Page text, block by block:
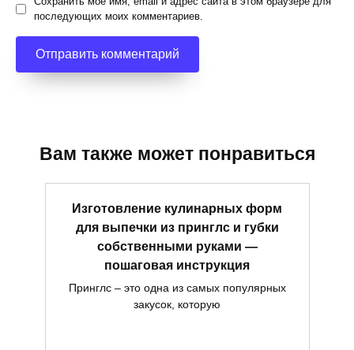
последующих моих комментариев.
Вам также может понравиться
Изготовление кулинарных форм
для выпечки из принглс и губки
собственными руками —
пошаговая инструкция
Принглс – это одна из самых популярных
закусок, которую